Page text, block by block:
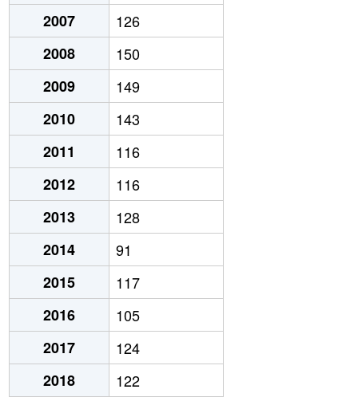
2007
126
2008
150
2009
149
2010
143
2011
116
2012
116
2013
128
2014
91
2015
117
2016
105
2017
124
2018
122